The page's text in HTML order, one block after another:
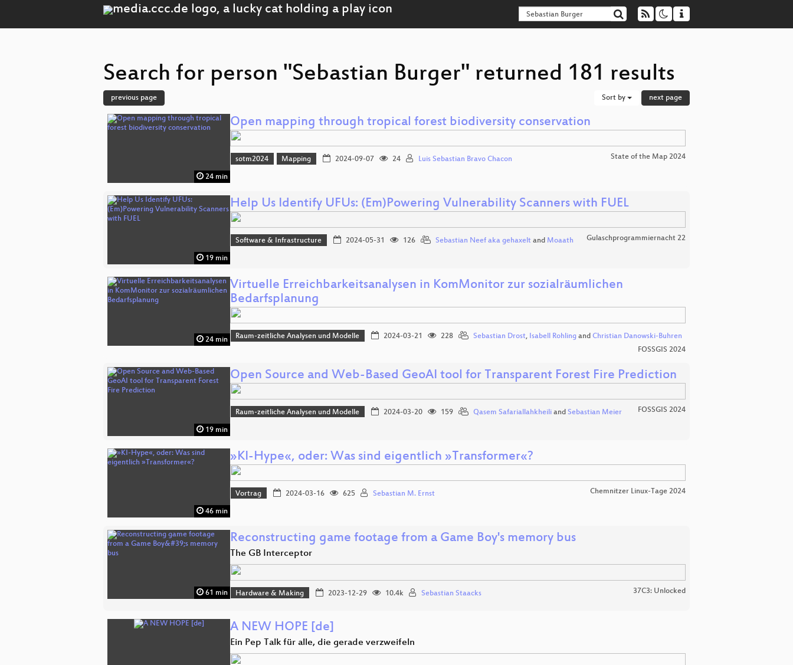
Search for person "Sebastian Burger" returned 181 results
previous page Sort by next page
24 min
Open mapping through tropical forest biodiversity conservation
sotm2024 Mapping 2024-09-07 24 Luis Sebastian Bravo Chacon State of the Map 2024
19 min
Help Us Identify UFUs: (Em)Powering Vulnerability Scanners with FUEL
Software & Infrastructure 2024-05-31 126 Sebastian Neef aka gehaxeltand Moaath Gulaschprogrammiernacht 22
24 min
Virtuelle Erreichbarkeitsanalysen in KomMonitor zur sozialräumlichen
Bedarfsplanung
Raum-zeitliche Analysen und Modelle 2024-03-21 228 Sebastian Drost, Isabell Rohlingand Christian Danowski-Buhren
FOSSGIS 2024
19 min
Open Source and Web-Based GeoAI tool for Transparent Forest Fire Prediction
Raum-zeitliche Analysen und Modelle 2024-03-20 159 Qasem Safariallahkheiliand Sebastian Meier FOSSGIS 2024
46 min
»KI-Hype«, oder: Was sind eigentlich »Transformer«?
Vortrag 2024-03-16 625 Sebastian M. Ernst Chemnitzer Linux-Tage 2024
61 min
Reconstructing game footage from a Game Boy's memory bus
The GB Interceptor
Hardware & Making 2023-12-29 10.4k Sebastian Staacks 37C3: Unlocked
A NEW HOPE [de]
Ein Pep Talk für alle, die gerade verzweifeln